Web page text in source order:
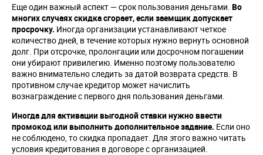
Еще один важный аспект — срок пользования деньгами. Во
многих случаях скидка сгорает, если заемщик допускает
просрочку. Иногда организации устанавливают четкое
количество дней, в течение которых нужно вернуть основной
долг. При отсрочке, пролонгации или досрочном погашении
они убирают привилегию. Именно поэтому пользователю
важно внимательно следить за датой возврата средств. В
противном случае кредитор может начислить
вознаграждение с первого дня пользования деньгами.
Иногда для активации выгодной ставки нужно ввести
промокод или выполнить дополнительное задание. Если оно
не соблюдено, то скидка пропадает. Для этого важно читать
условия кредитования в договоре с организацией.